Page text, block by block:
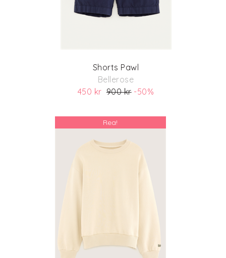
Shorts Pawl
Bellerose
450 kr900 kr-50%
Rea!